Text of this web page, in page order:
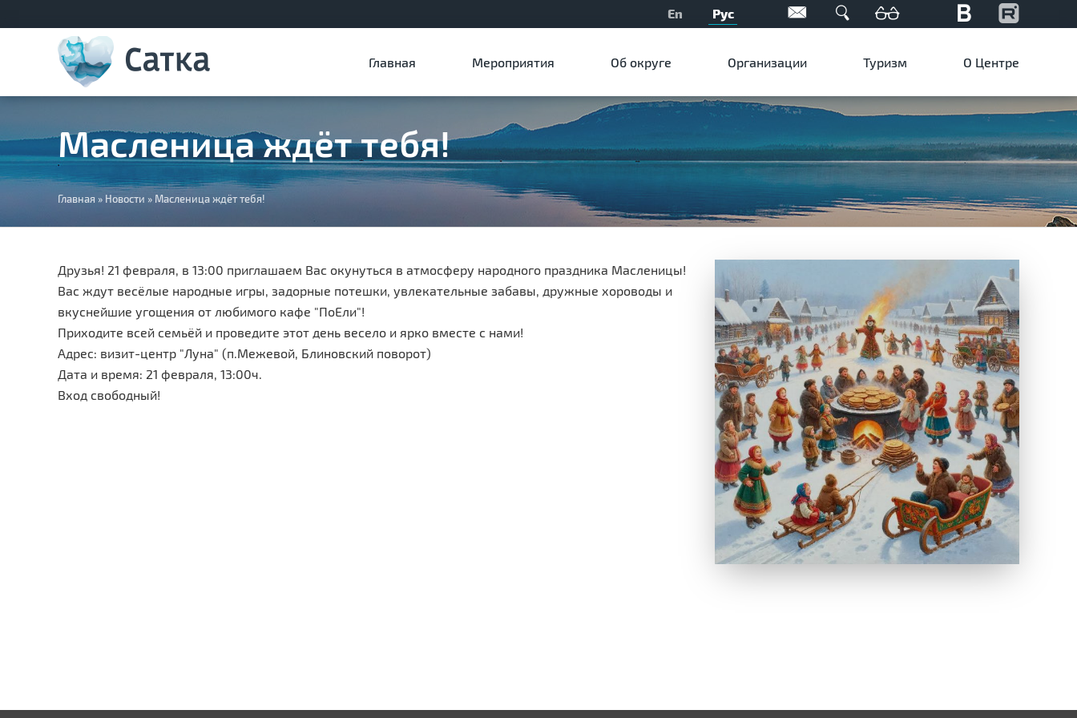
En Рус
Главная Мероприятия Об округе Организации Туризм О Центре
Масленица ждёт тебя!
Вы
здесь
Главная » Новости » Масленица ждёт тебя!
Друзья! 21 февраля, в 13:00 приглашаем Вас окунуться в атмосферу народного праздника Масленицы!
Вас ждут весёлые народные игры, задорные потешки, увлекательные забавы, дружные хороводы и
вкуснейшие угощения от любимого кафе "ПоЕли"!
Приходите всей семьёй и проведите этот день весело и ярко вместе с нами!
Адрес: визит-центр "Луна" (п.Межевой, Блиновский поворот)
Дата и время: 21 февраля, 13:00ч.
Вход свободный!